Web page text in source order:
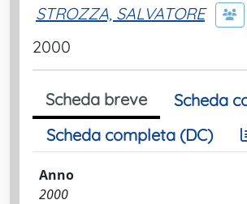
STROZZA, SALVATORE
2000
Scheda breve
Scheda
Scheda completa (DC)
Anno
2000